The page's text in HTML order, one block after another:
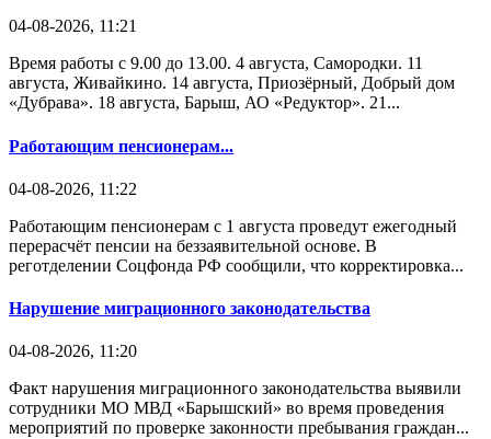
04-08-2026, 11:21
Время работы с 9.00 до 13.00. 4 августа, Самородки. 11
августа, Живайкино. 14 августа, Приозёрный, Добрый дом
«Дубрава». 18 августа, Барыш, АО «Редуктор». 21...
Работающим пенсионерам...
04-08-2026, 11:22
Работающим пенсионерам с 1 августа проведут ежегодный
перерасчёт пенсии на беззаявительной основе. В
реготделении Соцфонда РФ сообщили, что корректировка...
Нарушение миграционного законодательства
04-08-2026, 11:20
Факт нарушения миграционного законодательства выявили
сотрудники МО МВД «Барышский» во время проведения
мероприятий по проверке законности пребывания граждан...